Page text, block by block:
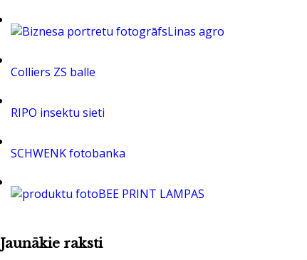
Linas agro
Colliers ZS balle
RIPO insektu sieti
SCHWENK fotobanka
BEE PRINT LAMPAS
Jaunākie raksti